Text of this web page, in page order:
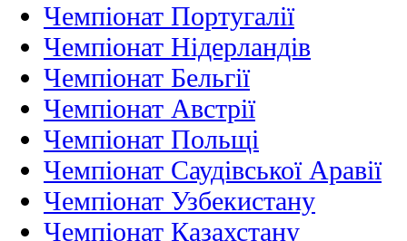
Чемпіонат Португалії
Чемпіонат Нідерландiв
Чемпіонат Бельгії
Чемпіонат Австрії
Чемпіонат Польщі
Чемпіонат Саудівської Аравії
Чемпіонат Узбекистану
Чемпіонат Казахстану